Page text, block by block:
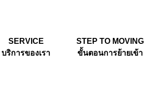
SERVICE
บริการของเรา
STEP TO MOVING
ขั้นตอนการย้ายเข้า